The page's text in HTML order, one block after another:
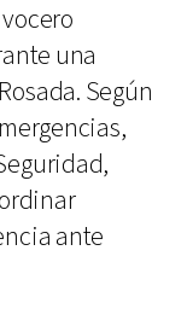
una
Según
ante